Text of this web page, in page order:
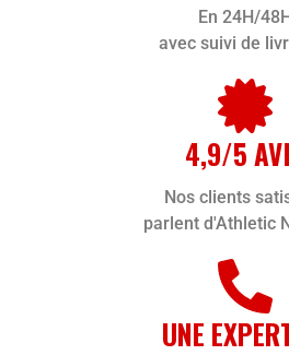
En 24H/
avec suivi de
4,9/5
Nos clients
parlent d'Athletic
UNE